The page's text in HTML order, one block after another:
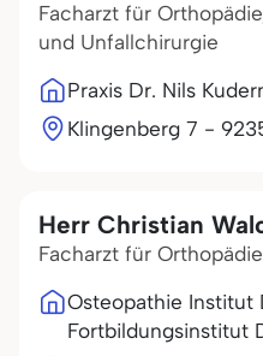
Facharzt für
und Unfallchirurgie
Praxis Dr. Nils
Klingenberg 7 - 9
Herr Christian
Facharzt für
Osteopathie Institut
Fortbildungsinstitut